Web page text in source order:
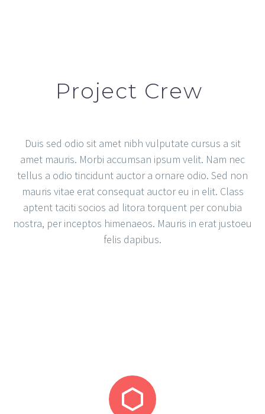
Project Crew
Duis sed odio sit amet nibh vulputate cursus a sit
amet mauris. Morbi accumsan ipsum velit. Nam nec
tellus a odio tincidunt auctor a ornare odio. Sed non
mauris vitae erat consequat auctor eu in elit. Class
aptent taciti socios ad litora torquent per conubia
nostra, per inceptos himenaeos. Mauris in erat justoeu
felis dapibus.

